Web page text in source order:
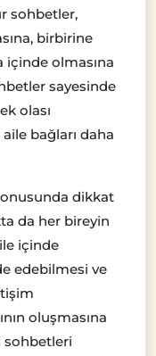
sohbetler,
birbirine
içinde olmasına
sayesinde
olası
bağları daha
dikkat
da her bireyin
içinde
edebilmesi ve
oluşmasına
sohbetleri